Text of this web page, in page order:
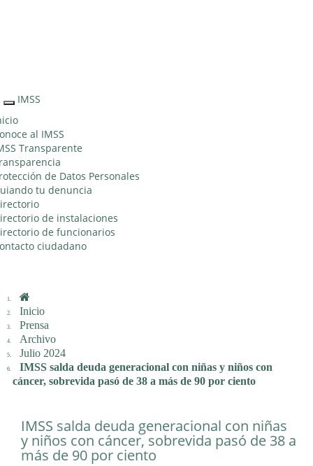
Interruptor
de
Navegación
IMSS
al IMSS
Transparente
de Datos Personales
tu denuncia
de instalaciones
de funcionarios
ciudadano
Inicio
Prensa
Archivo
Julio 2024
IMSS salda deuda generacional con niñas y niños con
cáncer, sobrevida pasó de 38 a más de 90 por ciento
IMSS salda deuda generacional con niñas
y niños con cáncer, sobrevida pasó de 38 a
más de 90 por ciento